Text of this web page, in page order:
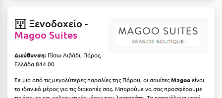
Παξοί
Παραλία Κατερίνης
Παραλία Λιτοχώρου
Παράλιο Άστρος
Ξενοδοχείο -
Magoo Suites
Διεύθυνση: Πίσω Λιβάδι, Πάρος,
Ελλάδα 844 00
Σε μια από τις μεγαλύτερες παραλίες της Πάρου, οι σουίτεςMagooείναι
το ιδανικό μέρος για τις διακοπές σας. Μπορούμε να σας προσφέρουμε